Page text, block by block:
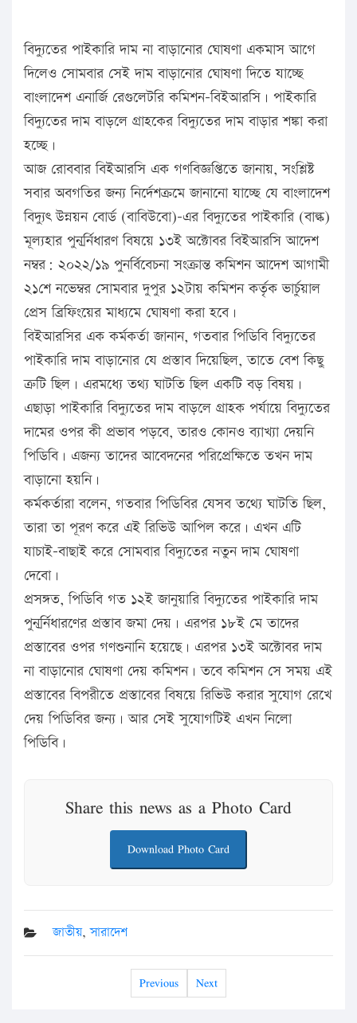
বিদ্যুতের পাইকারি দাম না বাড়ানোর ঘোষণা একমাস আগে
দিলেও সোমবার সেই দাম বাড়ানোর ঘোষণা দিতে যাচ্ছে
বাংলাদেশ এনার্জি রেগুলেটরি কমিশন-বিইআরসি। পাইকারি
বিদ্যুতের দাম বাড়লে গ্রাহকের বিদ্যুতের দাম বাড়ার শঙ্কা করা
হচ্ছে।
আজ রোববার বিইআরসি এক গণবিজ্ঞপ্তিতে জানায়, সংশ্লিষ্ট
সবার অবগতির জন্য নির্দেশক্রমে জানানো যাচ্ছে যে বাংলাদেশ
বিদ্যুৎ উন্নয়ন বোর্ড (বাবিউবো)-এর বিদ্যুতের পাইকারি (বাল্ক)
মূল্যহার পুনর্র্নিধারণ বিষয়ে ১৩ই অক্টোবর বিইআরসি আদেশ
নম্বর: ২০২২/১৯ পুনর্বিবেচনা সংক্রান্ত কমিশন আদেশ আগামী
২১শে নভেম্বর সোমবার দুপুর ১২টায় কমিশন কর্তৃক ভার্চুয়াল
প্রেস ব্রিফিংয়ের মাধ্যমে ঘোষণা করা হবে।
বিইআরসির এক কর্মকর্তা জানান, গতবার পিডিবি বিদ্যুতের
পাইকারি দাম বাড়ানোর যে প্রস্তাব দিয়েছিল, তাতে বেশ কিছু
ত্রুটি ছিল। এরমধ্যে তথ্য ঘাটতি ছিল একটি বড় বিষয়।
এছাড়া পাইকারি বিদ্যুতের দাম বাড়লে গ্রাহক পর্যায়ে বিদ্যুতের
দামের ওপর কী প্রভাব পড়বে, তারও কোনও ব্যাখ্যা দেয়নি
পিডিবি। এজন্য তাদের আবেদনের পরিপ্রেক্ষিতে তখন দাম
বাড়ানো হয়নি।
কর্মকর্তারা বলেন, গতবার পিডিবির যেসব তথ্যে ঘাটতি ছিল,
তারা তা পূরণ করে এই রিভিউ আপিল করে। এখন এটি
যাচাই-বাছাই করে সোমবার বিদ্যুতের নতুন দাম ঘোষণা
দেবো।
প্রসঙ্গত, পিডিবি গত ১২ই জানুয়ারি বিদ্যুতের পাইকারি দাম
পুনর্র্নিধারণের প্রস্তাব জমা দেয়। এরপর ১৮ই মে তাদের
প্রস্তাবের ওপর গণশুনানি হয়েছে। এরপর ১৩ই অক্টোবর দাম
না বাড়ানোর ঘোষণা দেয় কমিশন। তবে কমিশন সে সময় এই
প্রস্তাবের বিপরীতে প্রস্তাবের বিষয়ে রিভিউ করার সুযোগ রেখে
দেয় পিডিবির জন্য। আর সেই সুযোগটিই এখন নিলো
পিডিবি।
Share this news as a Photo Card
Download Photo Card
জাতীয়,সারাদেশ
Previous Next